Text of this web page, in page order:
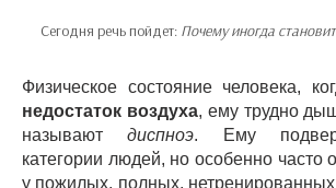
Сегодня речь пойдет: Почему иногда
Физическое состояние человека,
недостаток воздуха, ему трудно
называютдиспноэ. Ему
категории людей, но особенно часто
у пожилых, полных, нетренированных